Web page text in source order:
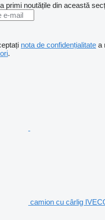
primi noutățile din această
nota de confidențialitate a
.
camion cu cârlig